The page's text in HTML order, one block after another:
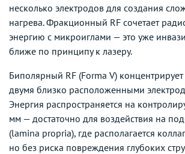
несколько электродов для создания
нагрева. Фракционный RF сочетает
энергию с микроиглами — это уже
ближе по принципу к лазеру.
Биполярный RF (Forma V)
двумя близко расположенными
Энергия распространяется на
мм — достаточно для воздействия на
(lamina propria), где располагается
но без риска повреждения глубоких